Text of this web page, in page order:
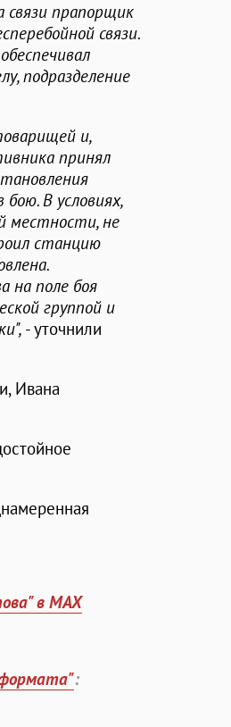
связи прапорщик
связи.
подразделение
и,
принял
В условиях,
местности, не
станцию
на поле боя
группой и
- уточнили
Ивана
в MAX
: